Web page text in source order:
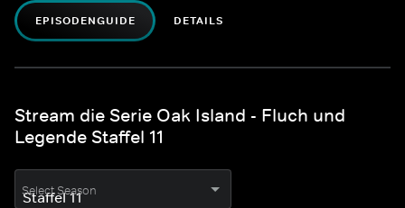
EPISODENGUIDE DETAILS
Stream die Serie Oak Island - Fluch und
Legende Staffel 11
Select Season